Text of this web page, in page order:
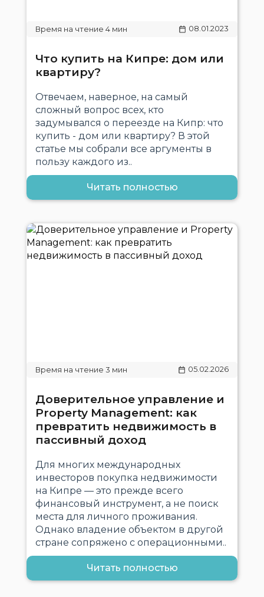
08.01.2023
Что купить на Кипре: дом или
квартиру?
Отвечаем, наверное, на самый
сложный вопрос всех, кто
задумывался о переезде на Кипр: что
купить - дом или квартиру? В этой
статье мы собрали все аргументы в
пользу каждого из..
Читать полностью
05.02.2026
Доверительное управление и
Property Management: как
превратить недвижимость в
пассивный доход
Для многих международных
инвесторов покупка недвижимости
на Кипре — это прежде всего
финансовый инструмент, а не поиск
места для личного проживания.
Однако владение объектом в другой
стране сопряжено с операционными..
Читать полностью